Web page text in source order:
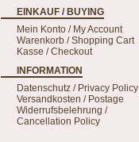
EINKAUF / BUYING
Mein Konto / My Account
Warenkorb / Shopping Cart
Kasse / Checkout
INFORMATION
Datenschutz / Privacy Policy
Versandkosten / Postage
Widerrufsbelehrung /
Cancellation Policy